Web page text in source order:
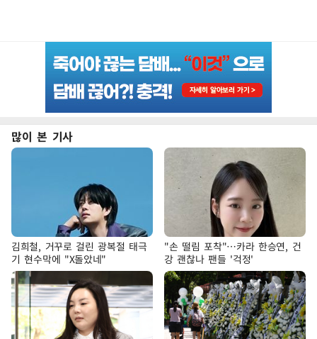
많이 본 기사
김희철, 거꾸로 걸린 광복절 태극
기 현수막에 "X돌았네"
"손 떨림 포착"…카라 한승연, 건
강 괜찮나 팬들 '걱정'